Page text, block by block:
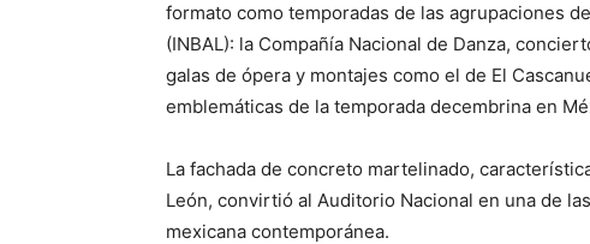
formato como temporadas de las agrupaciones
(INBAL): la Compañía Nacional de Danza,
galas de ópera y montajes como el de El
emblemáticas de la temporada decembrina en
La fachada de concreto martelinado,
León, convirtió al Auditorio Nacional en una de
mexicana contemporánea.